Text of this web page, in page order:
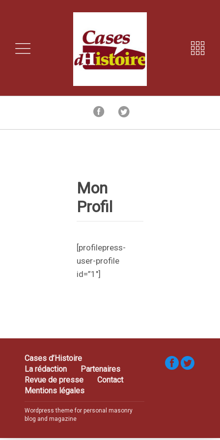
Mon
Profil
[profilepress-
user-profile
id=”1″]
Cases d’Histoire
La rédaction
Partenaires
Revue de presse
Contact
Mentions légales
Wordpress theme for personal masonry
blog and magazine